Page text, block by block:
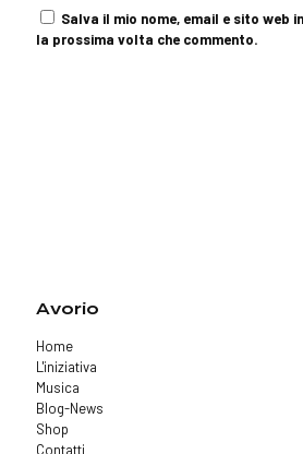
Salva il mio nome, email e sito web
la prossima volta che commento.
Avorio
Home
L'iniziativa
Musica
Blog-News
Shop
Contatti